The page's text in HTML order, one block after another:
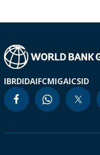
IBRDIDAIFCMIGAICSID